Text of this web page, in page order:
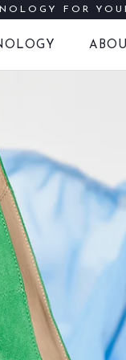
FOR
INVOICE
EUROPE FROM